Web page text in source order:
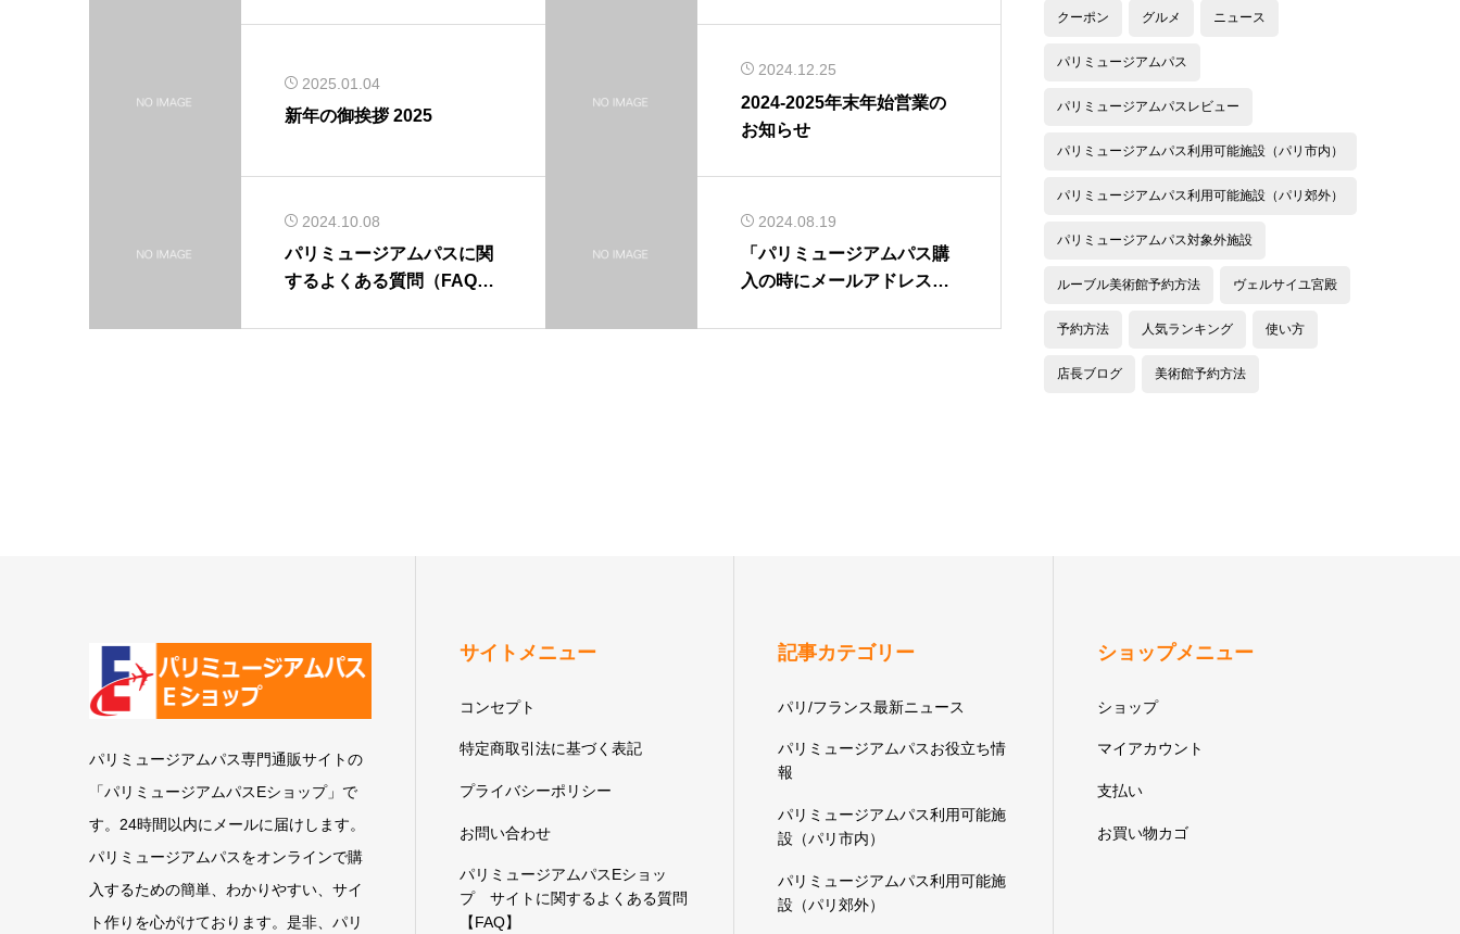
2025.01.04
新年の御挨拶 2025
2024.12.25
2024-2025年末年始営業の
お知らせ
2024.10.08
パリミュージアムパスに関
するよくある質問（FAQ）
月
2024.08.19
「パリミュージアムパス購
入の時にメールアドレスを
かも」を追加しました。
クーポン グルメ ニュース
パリミュージアムパス
パリミュージアムパスレビュー
パリミュージアムパス利用可能施設（パリ市内）
パリミュージアムパス利用可能施設（パリ郊外）
パリミュージアムパス対象外施設
ルーブル美術館予約方法 ヴェルサイユ宮殿
予約方法 人気ランキング 使い方
店長ブログ 美術館予約方法
パリミュージアムパス専門通販サイトの
「パリミュージアムパスEショップ」で
す。24時間以内にメールに届けします。
パリミュージアムパスをオンラインで購
入するための簡単、わかりやすい、サイ
ト作りを心がけております。是非、パリ
サイトメニュー
コンセプト
特定商取引法に基づく表記
プライバシーポリシー
お問い合わせ
パリミュージアムパスEショッ
プ サイトに関するよくある質問
【FAQ】
記事カテゴリー
パリ/フランス最新ニュース
パリミュージアムパスお役立ち情
報
パリミュージアムパス利用可能施
設（パリ市内）
パリミュージアムパス利用可能施
設（パリ郊外）
ショップメニュー
ショップ
マイアカウント
支払い
お買い物カゴ